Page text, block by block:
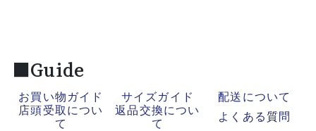
■Guide
お買い物ガイド サイズガイド
配送について
店頭受取につい
て
返品交換につい
て
よくある質問